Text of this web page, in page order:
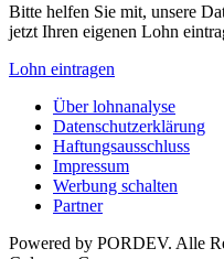
Bitte helfen Sie mit, unsere
jetzt Ihren eigenen Lohn
Lohn eintragen
Über lohnanalyse
Datenschutzerklärung
Haftungsausschluss
Impressum
Werbung schalten
Partner
Powered by PORDEV. Alle